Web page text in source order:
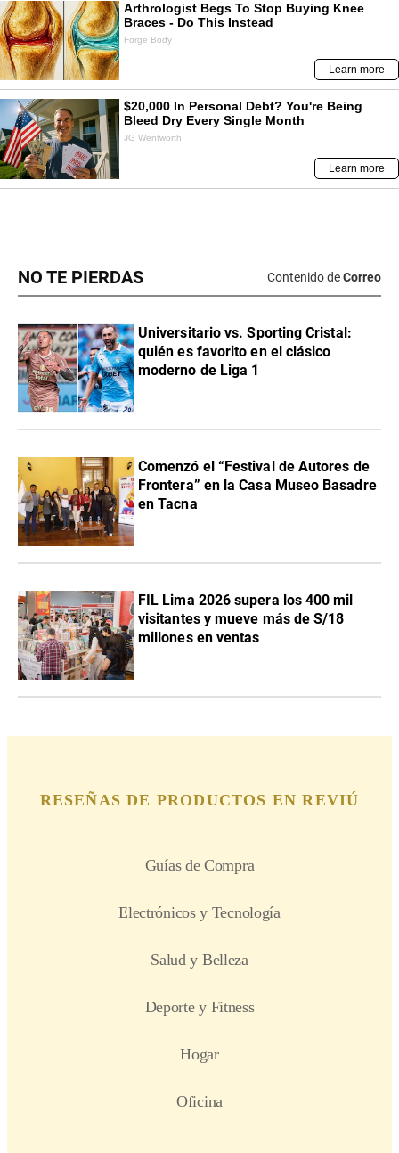
NO TE PIERDAS Contenido deCorreo
Universitario vs. Sporting Cristal:
quién es favorito en el clásico
moderno de Liga 1
Comenzó el “Festival de Autores de
Frontera” en la Casa Museo Basadre
en Tacna
FIL Lima 2026 supera los 400 mil
visitantes y mueve más de S/18
millones en ventas